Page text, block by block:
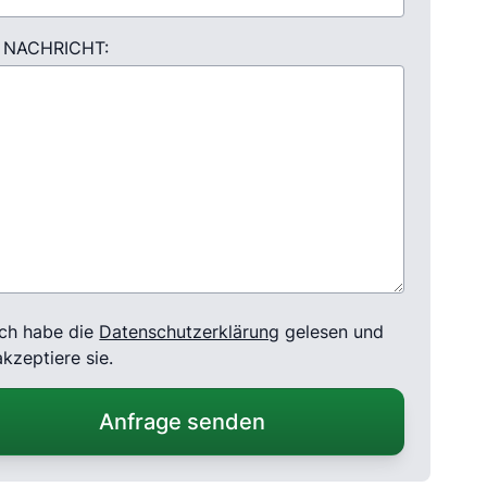
habe die Datenschutzerklärung gelesen und
sie.
Anfrage senden